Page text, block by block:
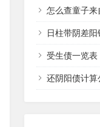
怎么查童子来
日柱带阴差阳错
受生债一览表
还阴阳债计算公